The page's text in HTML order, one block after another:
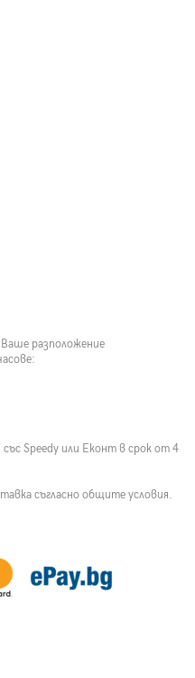
разположение
Speedy или Еконт в срок от 4
съгласно общите условия.